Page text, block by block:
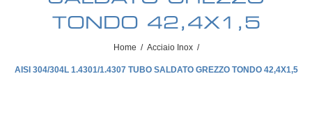
TONDO 42,4X1,5
Home / Acciaio Inox /
AISI 304/304L 1.4301/1.4307 TUBO SALDATO GREZZO TONDO 42,4X1,5